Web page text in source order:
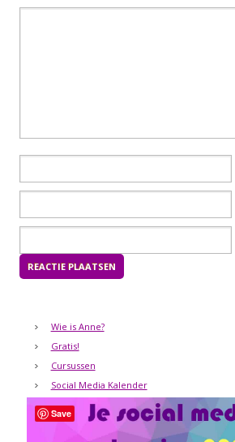
Wie is Anne?
Gratis!
Cursussen
Social Media Kalender
Save